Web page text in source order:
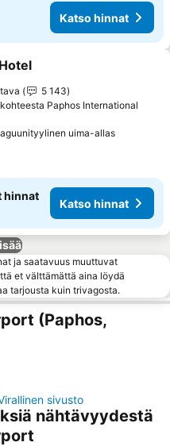
Katso hinnat
suosikkeihin
5 143
Paphos International
uima-allasKatso
hinnat
Katso hinnat
ja saatavuus muuttuvat
et välttämättä aina löydä
tarjousta kuin trivagosta.
(Paphos,
sivusto
nähtävyydestä